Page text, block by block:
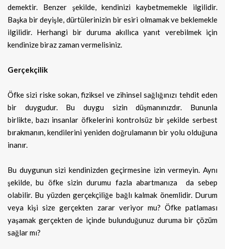
demektir. Benzer şekilde, kendinizi kaybetmemekle ilgilidir.
Başka bir deyişle, dürtülerinizin bir esiri olmamak ve beklemekle
ilgilidir. Herhangi bir duruma akıllıca yanıt verebilmek için
kendinize biraz zaman vermelisiniz.
Gerçekçilik
Öfke sizi riske sokan, fiziksel ve zihinsel sağlığınızı tehdit eden
bir duygudur. Bu duygu sizin düşmanınızdır. Bununla
birlikte, bazı insanlar öfkelerini kontrolsüz bir şekilde serbest
bırakmanın, kendilerini yeniden doğrulamanın bir yolu olduğuna
inanır.
Bu duygunun sizi kendinizden geçirmesine izin vermeyin. Aynı
şekilde, bu öfke sizin durumu fazla abartmanıza da sebep
olabilir. Bu yüzden gerçekçiliğe bağlı kalmak önemlidir. Durum
veya kişi size gerçekten zarar veriyor mu? Öfke patlaması
yaşamak gerçekten de içinde bulunduğunuz duruma bir çözüm
sağlar mı?